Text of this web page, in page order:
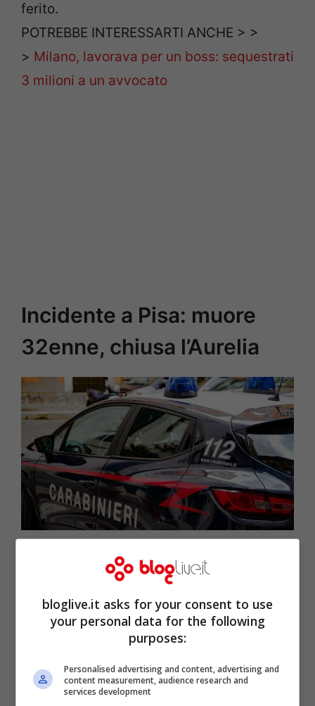
ferito.
POTREBBE INTERESSARTI ANCHE > >
> Milano, lavorava per un boss: sequestrati
3 milioni a un avvocato
Incidente a Pisa: muore
32enne, chiusa l’Aurelia
carabinieri (pixabay)
bloglive.it asks for your consent to use
your personal data for the following
purposes:
Personalised advertising and content, advertising and
content measurement, audience research and
services development